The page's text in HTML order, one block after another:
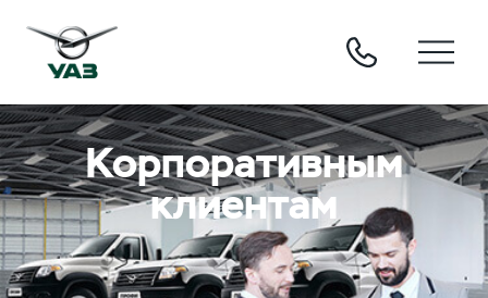
Корпоративным
клиентам